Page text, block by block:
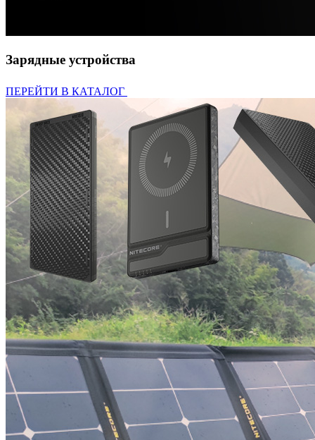
Зарядные устройства
ПЕРЕЙТИ В КАТАЛОГ